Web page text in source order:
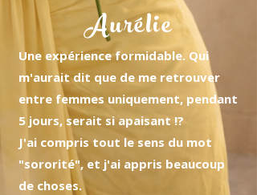
Aurélie
Une expérience formidable. Qui
m'aurait dit que de me retrouver
entre femmes uniquement, pendant
5 jours, serait si apaisant !?
J'ai compris tout le sens du mot
"sororité", et j'ai appris beaucoup
de choses.